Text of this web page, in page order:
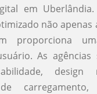
em
não apenas
proporciona
As agências
design